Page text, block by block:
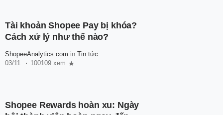
Tài khoản Shopee Pay bị khóa?
Cách xử lý như thế nào?
ShopeeAnalytics.com in Tin tức
03/11
100109 xem
Shopee Rewards hoàn xu: Ngày